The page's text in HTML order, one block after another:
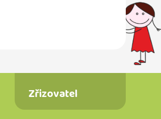
Zřizovatel